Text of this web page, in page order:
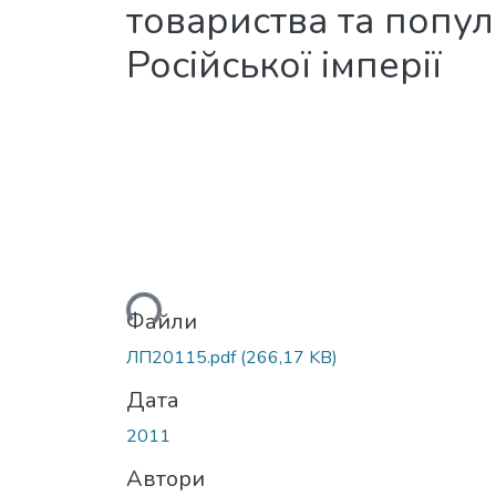
товариства та
Російської імперії
Вантажиться...
Файли
ЛП20115.pdf(266,17 KB)
Дата
2011
Автори